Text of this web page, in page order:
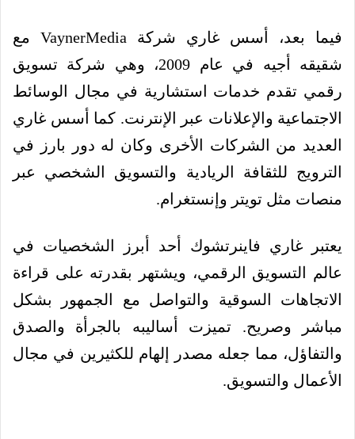
فيما بعد، أسس غاري شركة VaynerMedia مع
شقيقه أجيه في عام 2009، وهي شركة تسويق
رقمي تقدم خدمات استشارية في مجال الوسائط
الاجتماعية والإعلانات عبر الإنترنت. كما أسس غاري
العديد من الشركات الأخرى وكان له دور بارز في
الترويج للثقافة الريادية والتسويق الشخصي عبر
منصات مثل تويتر وإنستغرام.
يعتبر غاري فاينرتشوك أحد أبرز الشخصيات في
عالم التسويق الرقمي، ويشتهر بقدرته على قراءة
الاتجاهات السوقية والتواصل مع الجمهور بشكل
مباشر وصريح. تميزت أساليبه بالجرأة والصدق
والتفاؤل، مما جعله مصدر إلهام للكثيرين في مجال
الأعمال والتسويق.